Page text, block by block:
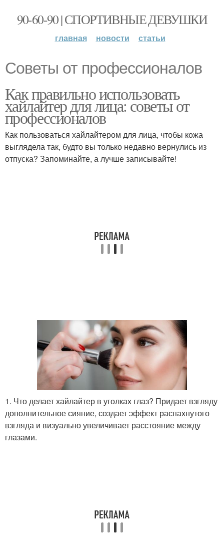
90-60-90 | СПОРТИВНЫЕ ДЕВУШКИ
главная новости статьи
Советы от профессионалов
Как правильно использовать
хайлайтер для лица: советы от
профессионалов
Как пользоваться хайлайтером для лица, чтобы кожа
выглядела так, будто вы только недавно вернулись из
отпуска? Запоминайте, а лучше записывайте!
1. Что делает хайлайтер в уголках глаз? Придает взгляду
дополнительное сияние, создает эффект распахнутого
взгляда и визуально увеличивает расстояние между
глазами.